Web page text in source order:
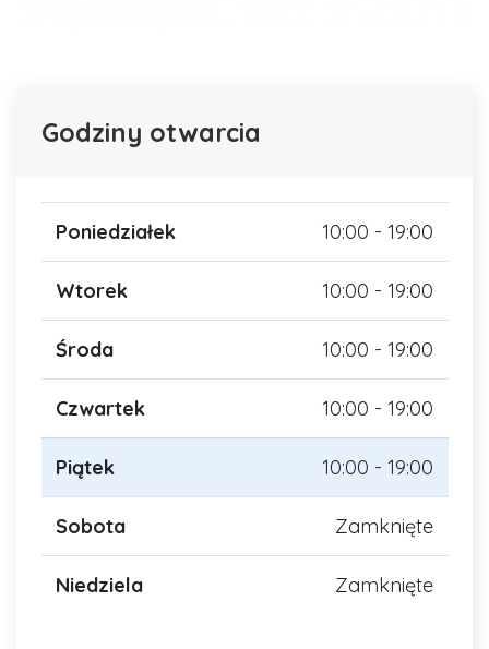
Godziny otwarcia
Poniedziałek 10:00 - 19:00
Wtorek 10:00 - 19:00
Środa 10:00 - 19:00
Czwartek 10:00 - 19:00
Piątek 10:00 - 19:00
Sobota Zamknięte
Niedziela Zamknięte